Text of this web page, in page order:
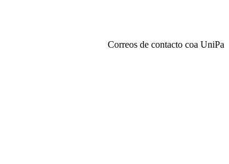
Correos de contacto coa UniPa